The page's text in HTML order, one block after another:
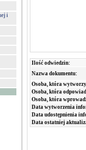
i
Ilość odwiedzin:
Nazwa dokumentu:
Osoba, która
Osoba, która
Osoba, która
Data wytworzenia
Data udostępnienia
Data ostatniej